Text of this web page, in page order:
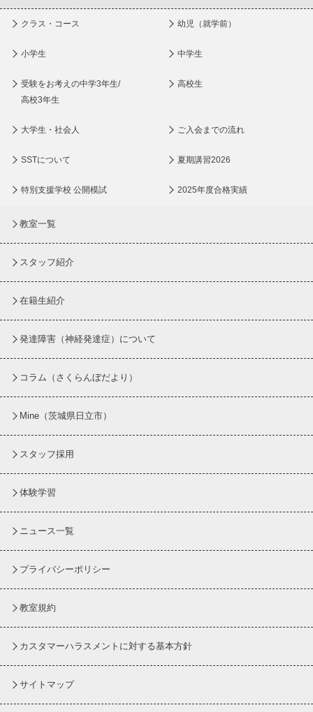
クラス・コース 幼児（就学前）
小学生 中学生
受験をお考えの中学3年生/
高校3年生
高校生
大学生・社会人 ご入会までの流れ
SSTについて 夏期講習2026
特別支援学校 公開模試 2025年度合格実績
教室一覧
スタッフ紹介
在籍生紹介
発達障害（神経発達症）について
コラム （さくらんぼだより）
Mine（茨城県日立市）
スタッフ採用
体験学習
ニュース一覧
プライバシーポリシー
教室規約
カスタマーハラスメントに対する基本方針
サイトマップ